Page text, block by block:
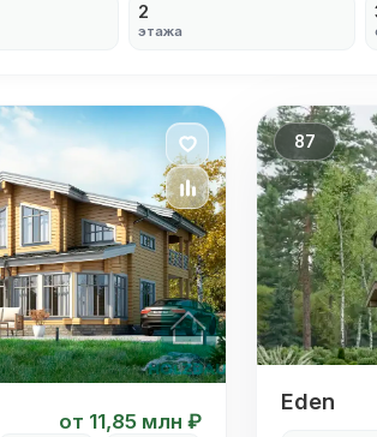
2
этажа
от 11,85 млн ₽
87
Eden
Eden